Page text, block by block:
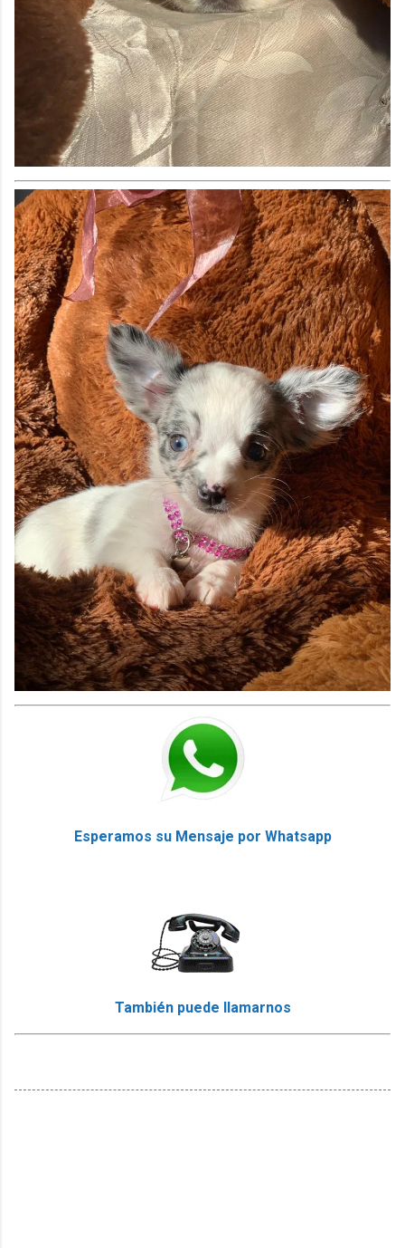
Esperamos su Mensaje por Whatsapp
También puede llamarnos